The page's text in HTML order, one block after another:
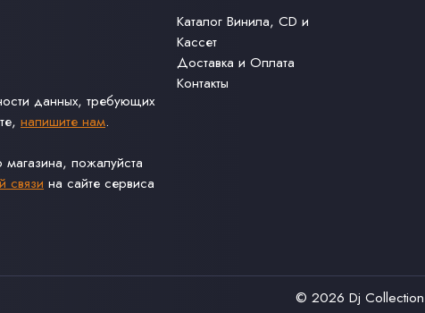
данных, требующих
напишите нам.
магазина, пожалуйста
связи на сайте сервиса
Каталог Винила, CD и
Кассет
Доставка и Оплата
Контакты
© 2026 Dj Collection